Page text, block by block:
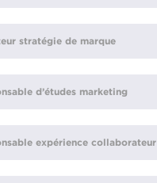
stratégie de marque
d’études marketing
expérience collaborateur